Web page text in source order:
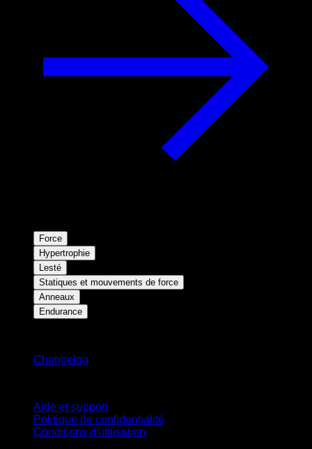
Force
Hypertrophie
Lesté
Statiques et mouvements de force
Anneaux
Endurance
Changelog
Aide et support
Politique de confidentialité
Conditions d'utilisation